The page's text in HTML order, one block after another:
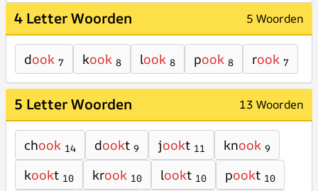
4 Letter Woorden 5 Woorden
dook 7 kook 8 look 8 pook 8 rook 7
5 Letter Woorden 13 Woorden
chook 14 dookt 9 jookt 11 knook 9
kookt 10 krook 10 lookt 10 pookt 10